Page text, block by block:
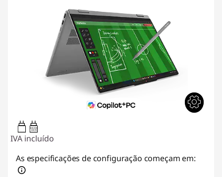
45W-65W
USB PD
IVA incluído
As especificações de configuração começam em: